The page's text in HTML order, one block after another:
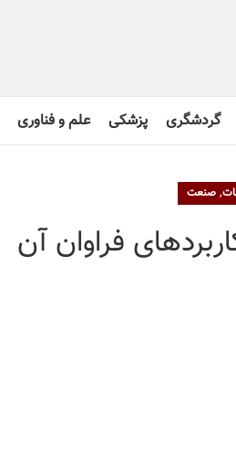
گردشگری پزشکی علم و فناوری
, صنعت
فراوان آن